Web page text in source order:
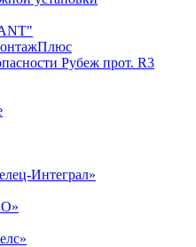
Рубеж прот. R3
Интеграл»